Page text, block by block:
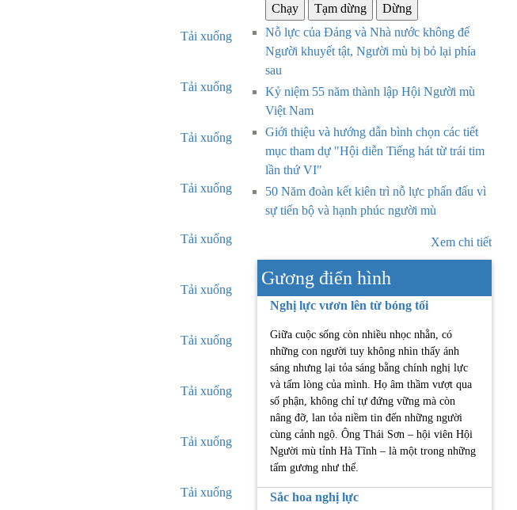
Tải xuống
Tải xuống
Tải xuống
Tải xuống
Tải xuống
Tải xuống
Tải xuống
Tải xuống
Tải xuống
Tải xuống
Chạy Tạm dừng
Dừng
Nỗ lực của Đảng và Nhà nước không để
Người khuyết tật, Người mù bị bỏ lại phía
sau
Kỷ niệm 55 năm thành lập Hội Người mù
Việt Nam
Giới thiệu và hướng dẫn bình chọn các tiết
mục tham dự "Hội diễn Tiếng hát từ trái tim
lần thứ VI"
50 Năm đoàn kết kiên trì nỗ lực phấn đấu vì
sự tiến bộ và hạnh phúc người mù
Xem chi tiết
Gương điển hình
Nghị lực vươn lên từ bóng tối
Giữa cuộc sống còn nhiều nhọc nhằn, có
những con người tuy không nhìn thấy ánh
sáng nhưng lại tỏa sáng bằng chính nghị lực
và tấm lòng của mình. Họ âm thầm vượt qua
số phận, không chỉ tự đứng vững mà còn
nâng đỡ, lan tỏa niềm tin đến những người
cùng cảnh ngộ. Ông Thái Sơn – hội viên Hội
Người mù tỉnh Hà Tĩnh – là một trong những
tấm gương như thế.
Sắc hoa nghị lực